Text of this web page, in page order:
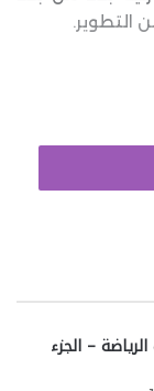
التطوير.
تحسينات على
– الجزء